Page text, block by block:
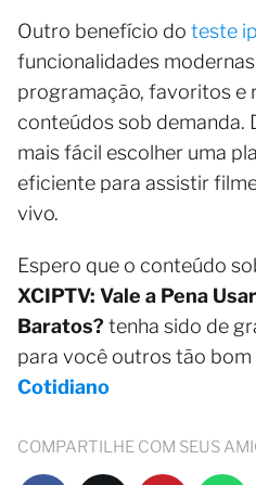
Outro benefício do teste
funcionalidades
programação, favoritos e
conteúdos sob demanda.
mais fácil escolher uma
eficiente para assistir
vivo.
Espero que o conteúdo
XCIPTV: Vale a Pena
Baratos?tenha sido de
para você outros tão
Cotidiano
COMPARTILHE COM SEUS